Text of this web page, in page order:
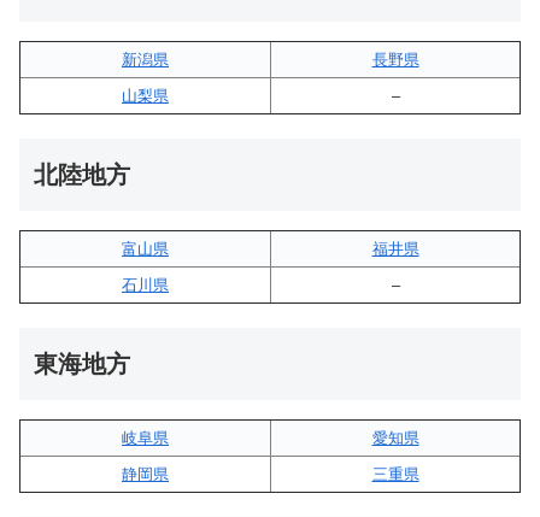
新潟県
長野県
山梨県
–
北陸地方
富山県
福井県
石川県
–
東海地方
岐阜県
愛知県
静岡県
三重県